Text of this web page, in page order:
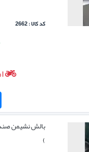
کد کالا : 2662
بالش نشیمن
)